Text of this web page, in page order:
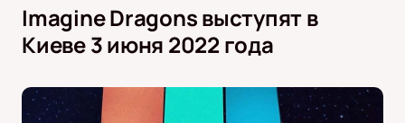
Imagine Dragons выступят в
Киеве 3 июня 2022 года